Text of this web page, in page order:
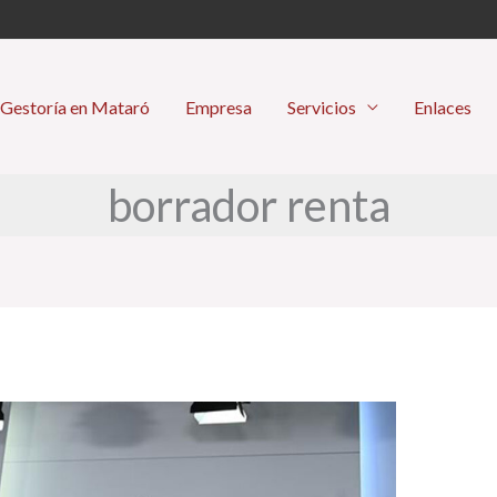
Gestoría en Mataró Empresa Servicios Enlaces
borrador renta